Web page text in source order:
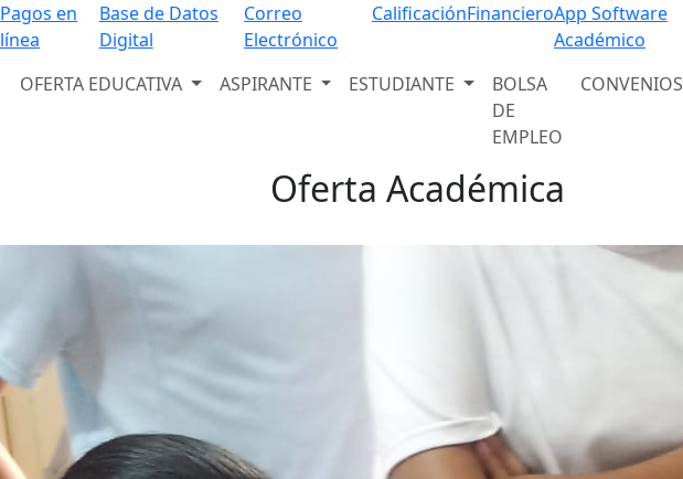
Pagos en
línea
Base de Datos
Digital
Correo
Electrónico
CalificaciónFinancieroApp Software
Académico
OFERTA EDUCATIVA ASPIRANTE ESTUDIANTE
BOLSA
DE
EMPLEO
CONVENIOS
Oferta Académica